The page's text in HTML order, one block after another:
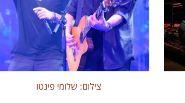
צילום: שלומי פינטו